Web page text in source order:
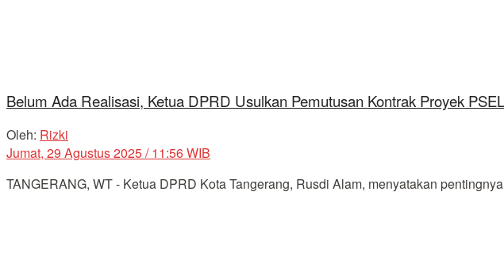
Belum Ada Realisasi, Ketua DPRD Usulkan Pemutusan Kontrak Proyek
Oleh: Rizki
Jumat, 29 Agustus 2025 / 11:56 WIB
TANGERANG, WT - Ketua DPRD Kota Tangerang, Rusdi Alam, menyatakan